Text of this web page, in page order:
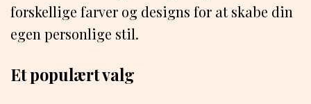
forskellige farver og designs for at skabe din
egen personlige stil.
Et populært valg